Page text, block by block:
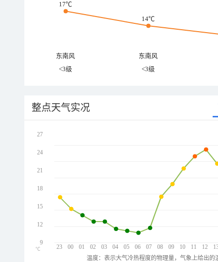
17℃
14℃
东南风
东南风
<3级
<3级
整点天气实况
23 00 01 02 03 04 05 06 07 08 09 10 11 12
27
24
21
18
15
12
9
℃
温度：表示大气冷热程度的物理量，气象上给出